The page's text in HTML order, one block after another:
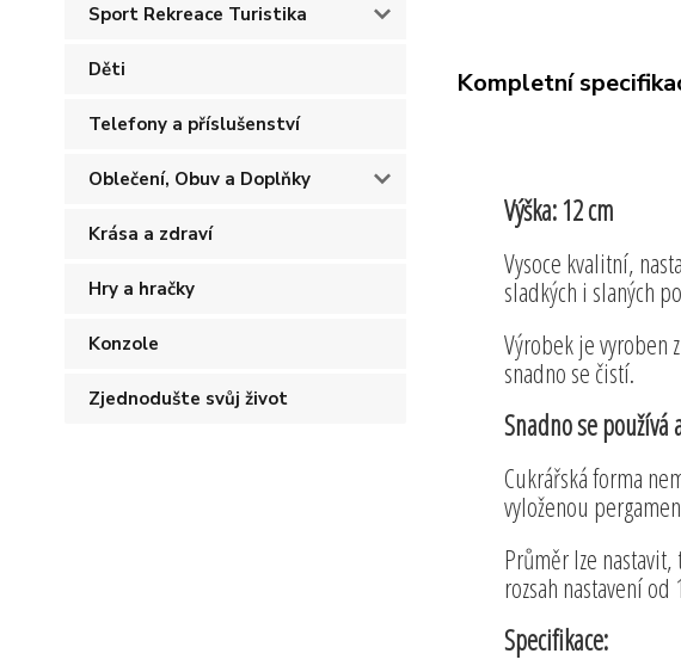
Sport Rekreace Turistika
Děti
Telefony a příslušenství
Oblečení, Obuv a Doplňky
Krása a zdraví
Hry a hračky
Konzole
Zjednodušte svůj život
Kompletní
Výška: 12 cm
Vysoce kvalitní,
sladkých i slaných
Výrobek je vyroben
snadno se čistí.
Snadno se používá
Cukrářská forma
vyloženou
Průměr lze
rozsah nastavení od
Specifikace: